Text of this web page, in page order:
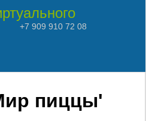
+7 909 910 72 08
пиццы'